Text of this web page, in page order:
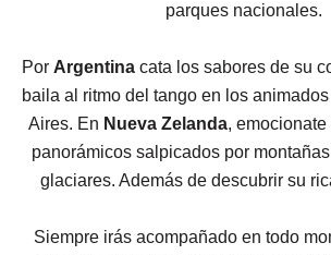
parques nacionales.
Por Argentina cata los sabores de su
baila al ritmo del tango en los
Aires. En Nueva Zelanda,
panorámicos salpicados por
glaciares. Además de descubrir su
Siempre irás acompañado en todo